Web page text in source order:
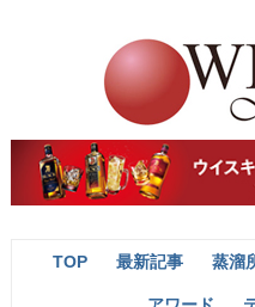
TOP 最新記事 蒸溜